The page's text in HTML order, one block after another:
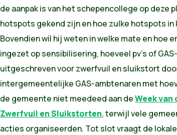
de aanpak is van het schepencollege op deze
hotspots gekend zijn en hoe zulke hotspots in
Bovendien wil hij weten in welke mate en hoe
ingezet op sensibilisering, hoeveel pv’s of
uitgeschreven voor zwerfvuil en sluikstort
intergemeentelijke GAS-ambtenaren met
de gemeente niet meedeed aan deWeek van
Zwerfvuil en Sluikstorten, terwijl vele
acties organiseerden. Tot slot vraagt de